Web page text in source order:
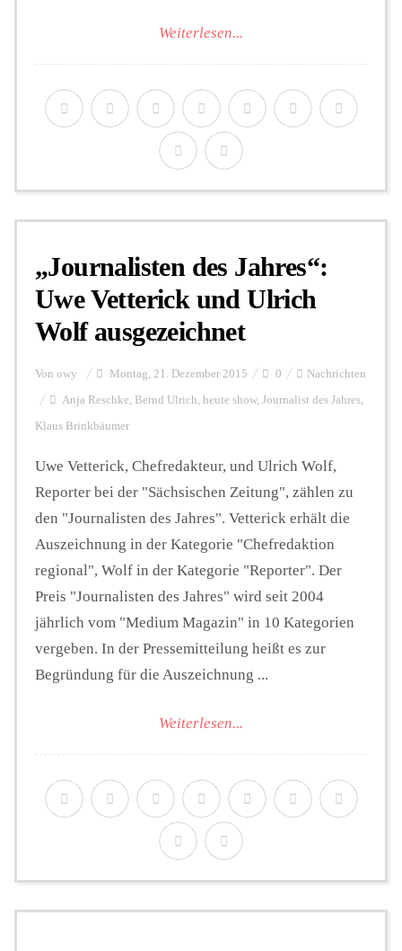
Weiterlesen...
„Journalisten des Jahres“:
Uwe Vetterick und Ulrich
Wolf ausgezeichnet
Von owy Montag, 21. Dezember 2015 0 Nachrichten
Anja Reschke, Bernd Ulrich, heute show, Journalist des Jahres,
Klaus Brinkbäumer
Uwe Vetterick, Chefredakteur, und Ulrich Wolf,
Reporter bei der "Sächsischen Zeitung", zählen zu
den "Journalisten des Jahres". Vetterick erhält die
Auszeichnung in der Kategorie "Chefredaktion
regional", Wolf in der Kategorie "Reporter". Der
Preis "Journalisten des Jahres" wird seit 2004
jährlich vom "Medium Magazin" in 10 Kategorien
vergeben. In der Pressemitteilung heißt es zur
Begründung für die Auszeichnung ...
Weiterlesen...